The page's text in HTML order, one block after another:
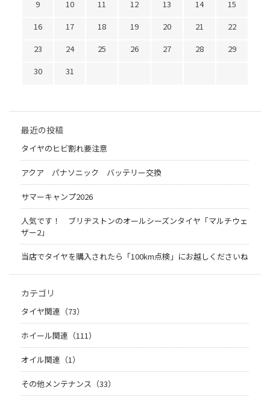
9
10 11 12 13 14
15
16
17 18 19 20 21
22
23
24 25 26 27 28
29
30
31
最近の投稿
タイヤのヒビ割れ要注意
アクア パナソニック バッテリー交換
サマーキャンプ2026
人気です！ ブリヂストンのオールシーズンタイヤ「マルチウェ
ザー2」
当店でタイヤを購入されたら「100km点検」にお越しくださいね
カテゴリ
タイヤ関連（73）
ホイール関連（111）
オイル関連（1）
その他メンテナンス（33）